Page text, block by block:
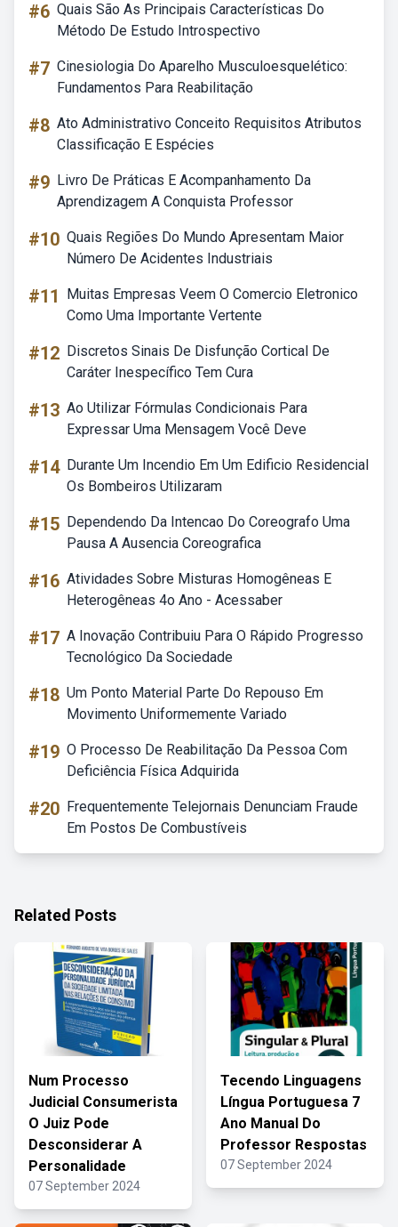
#6 Quais São As Principais Características Do
Método De Estudo Introspectivo
#7 Cinesiologia Do Aparelho Musculoesquelético:
Fundamentos Para Reabilitação
#8 Ato Administrativo Conceito Requisitos Atributos
Classificação E Espécies
#9 Livro De Práticas E Acompanhamento Da
Aprendizagem A Conquista Professor
#10 Quais Regiões Do Mundo Apresentam Maior
Número De Acidentes Industriais
#11
Muitas Empresas Veem O Comercio Eletronico
Como Uma Importante Vertente
#12 Discretos Sinais De Disfunção Cortical De
Caráter Inespecífico Tem Cura
#13 Ao Utilizar Fórmulas Condicionais Para
Expressar Uma Mensagem Você Deve
#14 Durante Um Incendio Em Um Edificio Residencial
Os Bombeiros Utilizaram
#15 Dependendo Da Intencao Do Coreografo Uma
Pausa A Ausencia Coreografica
#16 Atividades Sobre Misturas Homogêneas E
Heterogêneas 4o Ano - Acessaber
#17 A Inovação Contribuiu Para O Rápido Progresso
Tecnológico Da Sociedade
#18 Um Ponto Material Parte Do Repouso Em
Movimento Uniformemente Variado
#19 O Processo De Reabilitação Da Pessoa Com
Deficiência Física Adquirida
#20 Frequentemente Telejornais Denunciam Fraude
Em Postos De Combustíveis
Related Posts
Num Processo
Judicial Consumerista
O Juiz Pode
Desconsiderar A
Personalidade
07 September 2024
Tecendo Linguagens
Língua Portuguesa 7
Ano Manual Do
Professor Respostas
07 September 2024